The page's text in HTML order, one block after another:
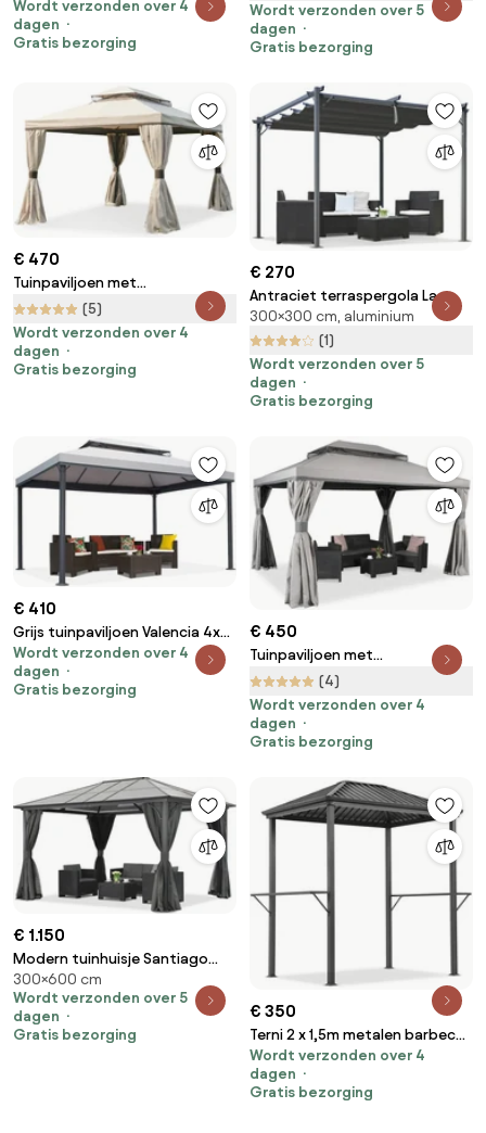
Wordt verzonden over 4
dagen
Gratis bezorging
Wordt verzonden over 5
dagen
Gratis bezorging
€ 470
Tuinpaviljoen met
muskietennet en gordijnen
Valencia 3x4m crème Garden
Point
(5)
Wordt verzonden over 4
dagen
Gratis bezorging
€ 270
Antraciet terraspergola La
Palma 3x3 Garden Point
300×300 cm, aluminium
(1)
Wordt verzonden over 5
dagen
Gratis bezorging
€ 410
Grijs tuinpaviljoen Valencia 4x4
m Garden Point
Wordt verzonden over 4
dagen
Gratis bezorging
€ 450
Tuinpaviljoen met
muskietennet en gordijnen grijs
Valencia 3x4m Garden Point
(4)
Wordt verzonden over 4
dagen
Gratis bezorging
€ 1.150
Modern tuinhuisje Santiago
Premium 3x6 m Tuinpunt
antraciet
300×600 cm
Wordt verzonden over 5
dagen
Gratis bezorging
€ 350
Terni 2 x 1,5m metalen barbecue
prieel Tuinpunt
Wordt verzonden over 4
dagen
Gratis bezorging